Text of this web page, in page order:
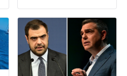
διώξουμε